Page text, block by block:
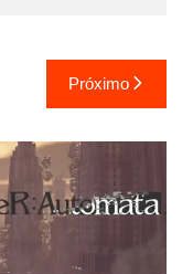
Próximo